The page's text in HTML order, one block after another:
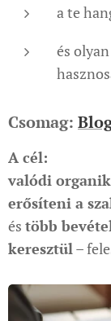
a te
és
Csomag:
A cél:
valódi
erősíteni a
és több
keresztül–